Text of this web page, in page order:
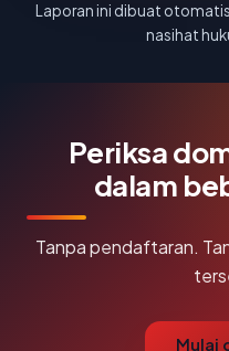
Laporan ini dibuat
nasihat
Periksa
dalam
Tanpa pendaftaran.
Mulai